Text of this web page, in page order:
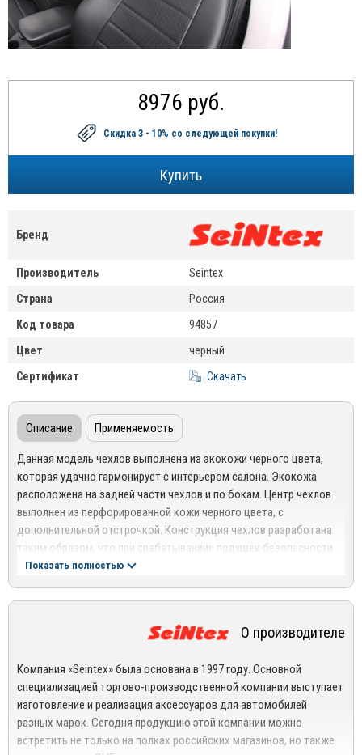
8976 руб.
Скидка 3 - 10% со следующей покупки!
Бренд
Производитель
Seintex
Страна
Россия
Код товара
94857
Цвет
черный
Сертификат
Скачать
Описание Применяемость
Данная модель чехлов выполнена из экокожи черного цвета,
которая удачно гармонирует с интерьером салона. Экокожа
расположена на задней части чехлов и по бокам. Центр чехлов
выполнен из перфорированной кожи черного цвета, с
дополнительной отстрочкой. Конструкция чехлов разработана
таким образом, что при срабатываниии подушек безопасности
не происходит никакого сопротивления их раскрытию. На задней
Чехлы на сидения из экокожи имеют ряд преимуществ, в отличии
(искуственная кожа без добавления ПВХ). Чехлы для
и износостойкие. Экокожа в 2-3 раза дешевле натуральной кожи,
но практичнее в несколько раз.
Прочность – при изготовлении своей продукции компания
использует современные высокотехнологичные материалы,
Показать полностью
О производителе
Компания «Seintex» была основана в 1997 году. Основной
специализацией торгово-производственной компании выступает
изготовление и реализация аксессуаров для автомобилей
разных марок. Сегодня продукцию этой компании можно
встретить не только на полках российских магазинов, но также